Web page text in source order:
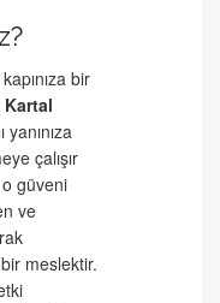
bir
Kartal
çalışır
güveni
ve
meslektir.